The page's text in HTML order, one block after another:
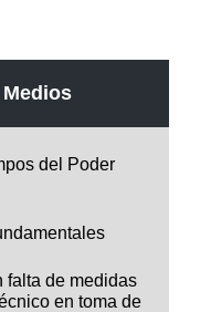
del Poder
falta de medidas
en toma de